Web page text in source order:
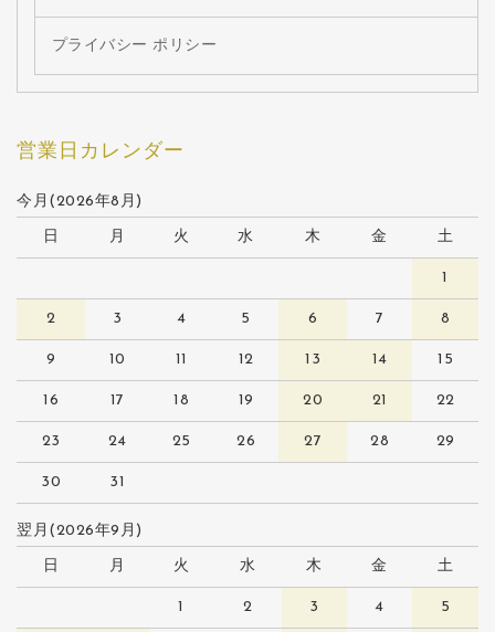
プライバシー ポリシー
営業日カレンダー
今月(2026年8月)
日 月 火 水 木 金 土
1
2 3 4 5 6 7 8
9 10 11 12 13 14 15
16 17 18 19 20 21 22
23 24 25 26 27 28 29
30 31
翌月(2026年9月)
日 月 火 水 木 金 土
1 2 3 4 5